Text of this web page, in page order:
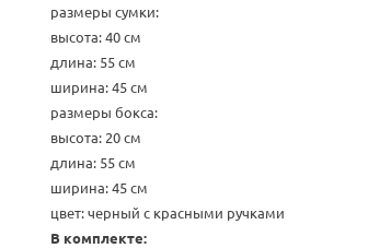
размеры сумки:
высота: 40 см
длина: 55 см
ширина: 45 см
размеры бокса:
высота: 20 см
длина: 55 см
ширина: 45 см
цвет: черный с красными ручками
В комплекте: